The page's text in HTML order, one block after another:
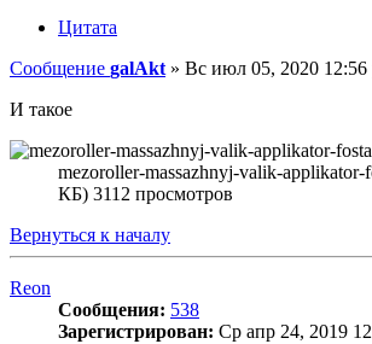
Цитата
Сообщение galAkt » Вс июл 05, 2020 12:56
И такое
mezoroller-massazhnyj-valik-
КБ) 3112 просмотров
Вернуться к началу
Reon
Сообщения: 538
Зарегистрирован: Ср апр 24, 2019